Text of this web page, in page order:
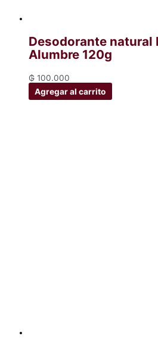
Desodorante natural
Alumbre 120g
₲ 100.000
Agregar al carrito